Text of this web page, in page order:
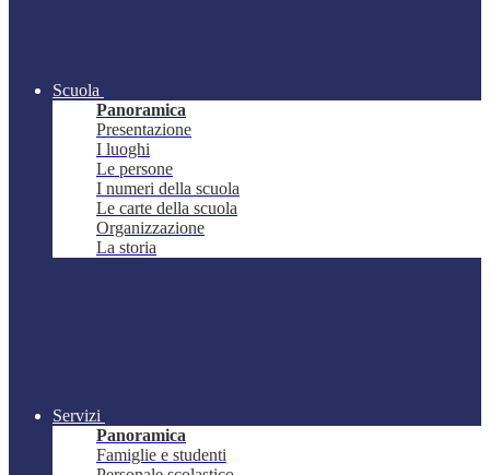
Scuola
Panoramica
Presentazione
I luoghi
Le persone
I numeri della scuola
Le carte della scuola
Organizzazione
La storia
Servizi
Panoramica
Famiglie e studenti